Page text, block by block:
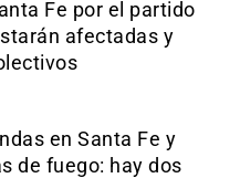
Fe por el partido
afectadas y
en Santa Fe y
de fuego: hay dos